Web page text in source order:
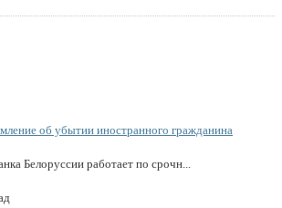
об убытии иностранного гражданина
Белоруссии работает по срочн...